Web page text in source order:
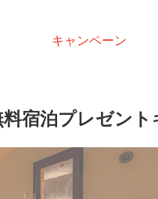
キャンペーン
料宿泊プレゼン